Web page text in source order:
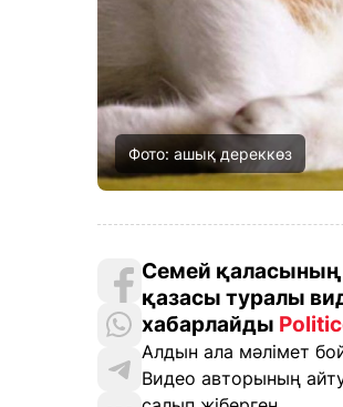
Фото: ашық дереккөз
Семей қаласының
қазасы туралы
хабарлайды
Алдын ала мәлімет
Видео авторының